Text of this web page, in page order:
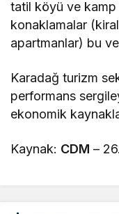
tatil köyü ve kamp
konaklamalar
apartmanlar) bu
Karadağ turizm
performans
ekonomik
Kaynak: CDM –